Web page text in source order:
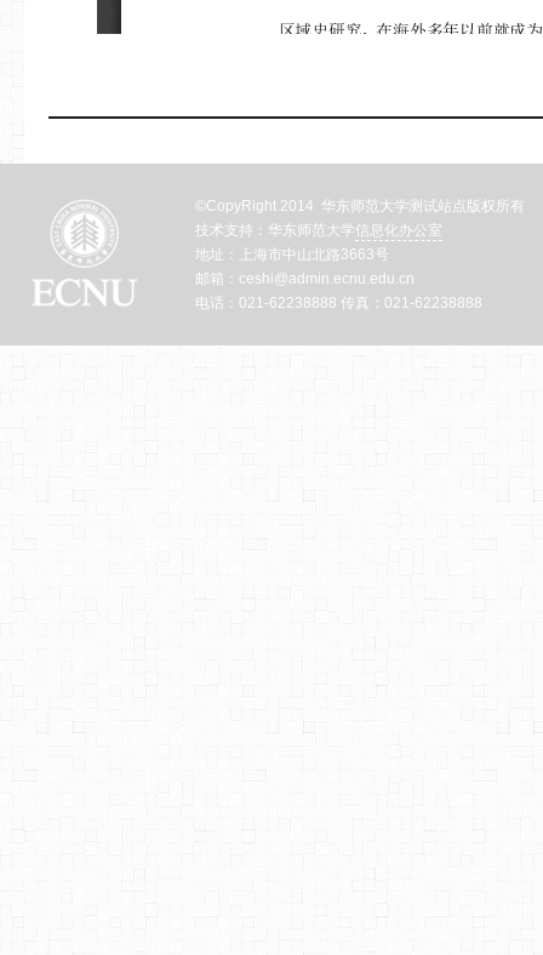
©CopyRight 2014 华东师范大学测试站点版权所有
技术支持：华东师范大学信息化办公室
地址：上海市中山北路3663号
邮箱：ceshi@admin.ecnu.edu.cn
电话：021-62238888 传真：021-62238888